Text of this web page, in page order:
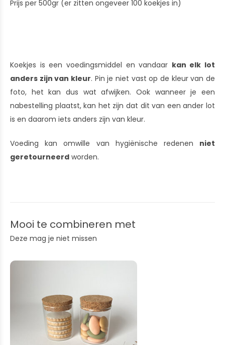
Prijs per 500gr (er zitten ongeveer 100 koekjes in)
Koekjes is een voedingsmiddel en vandaar kan elk lot
anders zijn van kleur. Pin je niet vast op de kleur van de
foto, het kan dus wat afwijken. Ook wanneer je een
nabestelling plaatst, kan het zijn dat dit van een ander lot
is en daarom iets anders zijn van kleur.
Voeding kan omwille van hygiënische redenen niet
geretourneerd worden.
Mooi te combineren met
Deze mag je niet missen